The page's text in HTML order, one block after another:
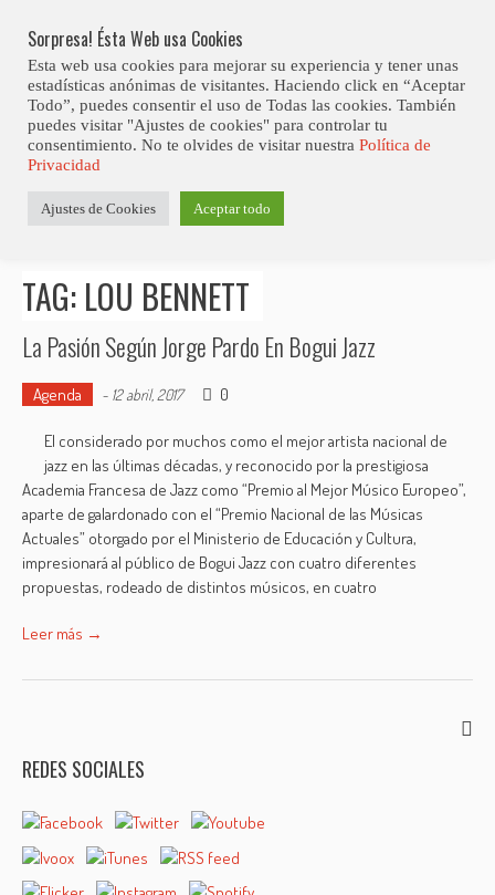
content
Club Contest.
Posts tagged "Lou Bennett"
TAG: LOU BENNETT
La Pasión Según Jorge Pardo En Bogui Jazz
Agenda - 12 abril, 2017 0
El considerado por muchos como el mejor artista nacional de
jazz en las últimas décadas, y reconocido por la prestigiosa
Academia Francesa de Jazz como “Premio al Mejor Músico Europeo”,
aparte de galardonado con el “Premio Nacional de las Músicas
Actuales” otorgado por el Ministerio de Educación y Cultura,
impresionará al público de Bogui Jazz con cuatro diferentes
propuestas, rodeado de distintos músicos, en cuatro
Leer más →
REDES SOCIALES
Sorpresa! Ésta Web usa Cookies
Esta web usa cookies para mejorar su experiencia y tener unas
estadísticas anónimas de visitantes. Haciendo click en “Aceptar
Todo”, puedes consentir el uso de Todas las cookies. También
puedes visitar "Ajustes de cookies" para controlar tu
consentimiento. No te olvides de visitar nuestra Política de
Privacidad
Ajustes de Cookies Aceptar todo